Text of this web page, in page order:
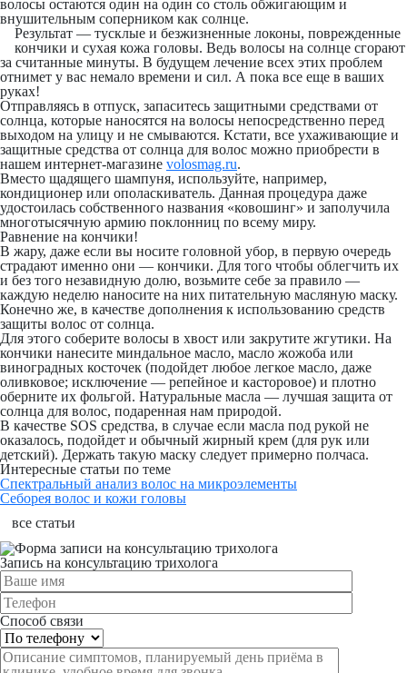
волосы остаются один на один со столь обжигающим и
внушительным соперником как солнце.
Результат — тусклые и безжизненные локоны, поврежденные
кончики и сухая кожа головы. Ведь волосы на солнце сгорают
за считанные минуты. В будущем лечение всех этих проблем
отнимет у вас немало времени и сил. А пока все еще в ваших
руках!
Отправляясь в отпуск, запаситесь защитными средствами от
солнца, которые наносятся на волосы непосредственно перед
выходом на улицу и не смываются. Кстати, все ухаживающие и
защитные средства от солнца для волос можно приобрести в
нашем интернет-магазине volosmag.ru.
Вместо щадящего шампуня, используйте, например,
кондиционер или ополаскиватель. Данная процедура даже
удостоилась собственного названия «ковошинг» и заполучила
многотысячную армию поклонниц по всему миру.
Равнение на кончики!
В жару, даже если вы носите головной убор, в первую очередь
страдают именно они — кончики. Для того чтобы облегчить их
и без того незавидную долю, возьмите себе за правило —
каждую неделю наносите на них питательную масляную маску.
Конечно же, в качестве дополнения к использованию средств
защиты волос от солнца.
Для этого соберите волосы в хвост или закрутите жгутики. На
кончики нанесите миндальное масло, масло жожоба или
виноградных косточек (подойдет любое легкое масло, даже
оливковое; исключение — репейное и касторовое) и плотно
оберните их фольгой. Натуральные масла — лучшая защита от
солнца для волос, подаренная нам природой.
В качестве SOS средства, в случае если масла под рукой не
оказалось, подойдет и обычный жирный крем (для рук или
детский). Держать такую маску следует примерно полчаса.
Интересные статьи по теме
Спектральный анализ волос на микроэлементы
Себорея волос и кожи головы
все статьи
Запись на консультацию трихолога
Способ связи